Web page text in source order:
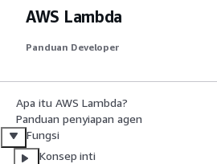
AWS Lambda
Panduan Developer
Apa itu AWS Lambda?
Panduan penyiapan agen
Fungsi
Konsep inti